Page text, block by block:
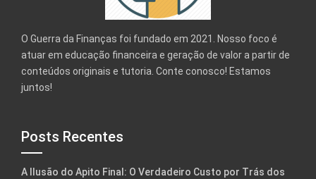
O Guerra da Finanças foi fundado em 2021. Nosso foco é
atuar em educação financeira e geração de valor a partir de
conteúdos originais e tutoria. Conte conosco! Estamos
juntos!
Posts Recentes
A Ilusão do Apito Final: O Verdadeiro Custo por Trás dos